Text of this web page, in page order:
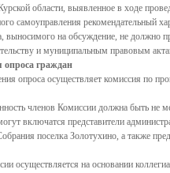
приема и представителей
о порядке приема граждан
приёма граждан
Ответ
регламенты
области, выявленное в ходе
самоуправления рекомендательный
выносимого на обсуждение, не должно
и муниципальным правовым
опроса граждан
опроса осуществляет комиссия по
членов Комиссии должна быть не
включатся представители
поселка Золотухино, а также
осуществляется на основании